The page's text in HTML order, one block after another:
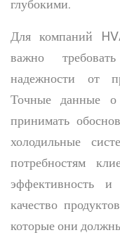
глубокими.
Для компаний
важно
надежности от
Точные данные о
принимать
холодильные
потребностям
эффективность и
качество
которые они